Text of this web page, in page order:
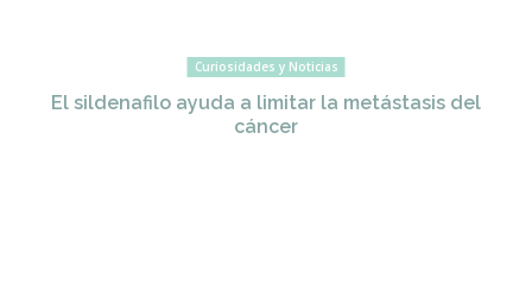
Curiosidades y Noticias
El sildenafilo ayuda a limitar la metástasis del
cáncer